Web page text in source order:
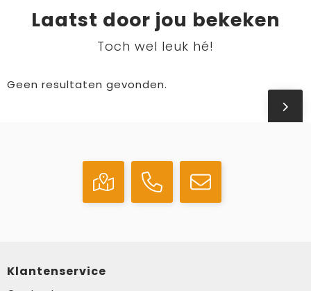
Laatst door jou bekeken
Toch wel leuk hé!
Geen resultaten gevonden.
Klantenservice